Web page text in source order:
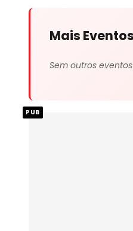
Mais
Sem outros
PUB